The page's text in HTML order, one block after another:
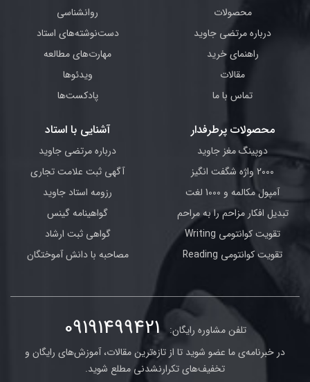
محصولات
درباره مرتضی جاوید
راهنمای خرید
مقالات
تماس با ما
روانشناسی
دست‌نوشته‌های استاد
مهارت‌های مطالعه
ویدئوها
پادکست‌ها
محصولات پرطرفدار
دوپینگ مغز جاوید
2000 واژه شگفت انگیز
آمپول مکالمه و 1000 لغت
تبدیل افکار مزاحم را به مراحم
تقویت کوانتومی Writing
تقویت کوانتومی Reading
آشنایی با استاد
درباره مرتضی جاوید
آگهی ثبت علامت تجاری
رزومه استاد جاوید
گواهینامه گینس
گواهی ثبت ارشاد
مصاحبه با دانش آموختگان
تلفن مشاوره رایگان: 09191499421
در خبرنامه‌ی ما عضو شوید تا از تازه‌ترین مقالات، آموزش‌های رایگان و
تخفیف‌های تکرارنشدنی مطلع شوید.